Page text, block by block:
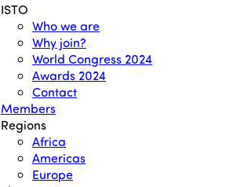
ISTO
Who we are
Why join?
World Congress 2024
Awards 2024
Contact
Members
Regions
Africa
Americas
Europe